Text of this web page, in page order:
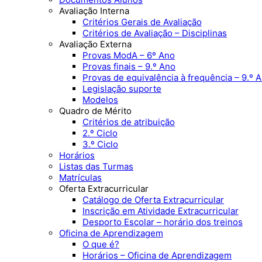
Avaliação Interna
Critérios Gerais de Avaliação
Critérios de Avaliação – Disciplinas
Avaliação Externa
Provas ModA – 6º Ano
Provas finais – 9.º Ano
Provas de equivalência à frequência – 9.º
Legislação suporte
Modelos
Quadro de Mérito
Critérios de atribuição
2.º Ciclo
3.º Ciclo
Horários
Listas das Turmas
Matrículas
Oferta Extracurricular
Catálogo de Oferta Extracurricular
Inscrição em Atividade Extracurricular
Desporto Escolar – horário dos treinos
Oficina de Aprendizagem
O que é?
Horários – Oficina de Aprendizagem